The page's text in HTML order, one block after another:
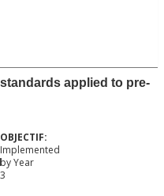
applied to pre-
Implemented
by Year
3